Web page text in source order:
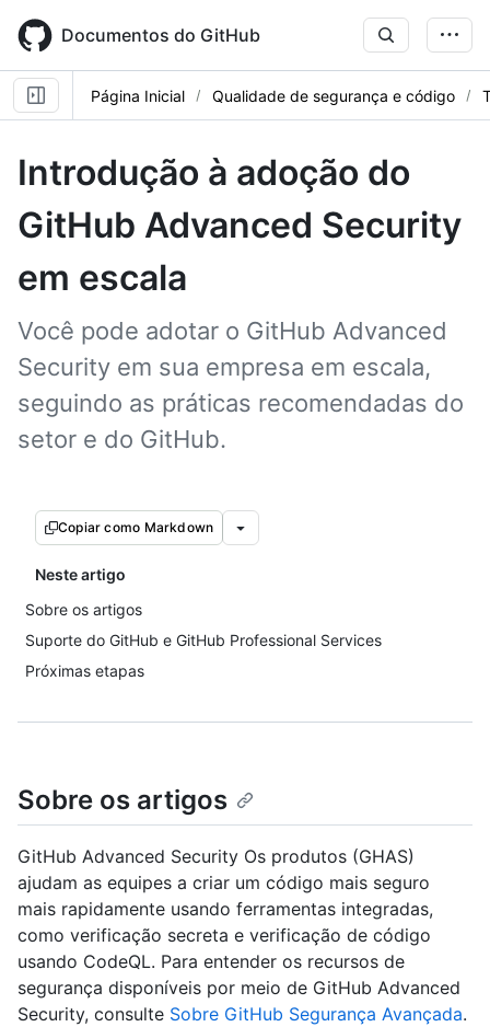
main
content
Documentos do GitHub
Página Inicial Qualidade de segurança e código
Introdução à adoção do
GitHub Advanced Security
em escala
Você pode adotar o GitHub Advanced
Security em sua empresa em escala,
seguindo as práticas recomendadas do
setor e do GitHub.
Copiar como Markdown
Neste artigo
Sobre os artigos
Suporte do GitHub e GitHub Professional Services
Próximas etapas
Sobre os artigos
GitHub Advanced Security Os produtos (GHAS)
ajudam as equipes a criar um código mais seguro
mais rapidamente usando ferramentas integradas,
como verificação secreta e verificação de código
usando CodeQL. Para entender os recursos de
segurança disponíveis por meio de GitHub Advanced
Security, consulte Sobre GitHub Segurança Avançada.